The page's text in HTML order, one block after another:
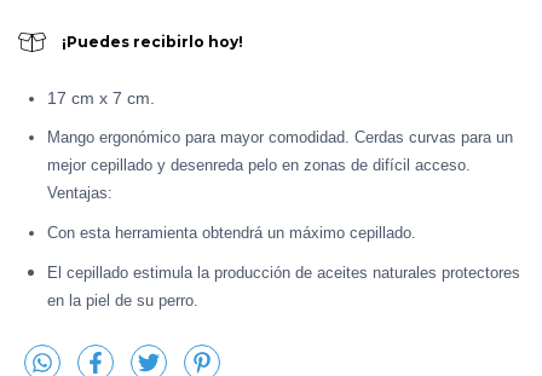
¡Puedes recibirlo hoy!
17 cm x 7 cm.
Mango ergonómico para mayor comodidad. Cerdas curvas para un
mejor cepillado y desenreda pelo en zonas de difícil acceso.
Ventajas:
Con esta herramienta obtendrá un máximo cepillado.
El cepillado estimula la producción de aceites naturales protectores
en la piel de su perro.